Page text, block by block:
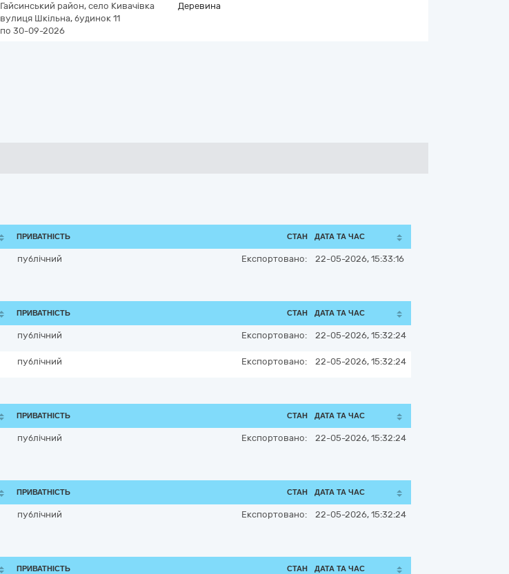
Гайсинський район, село Кивачівка
вулиця Шкільна, будинок 11
по 30-09-2026
Деревина
ПРИВАТНІСТЬ СТАН ДАТА ТА ЧАС
публічний Експортовано: 22-05-2026, 15:33:16
ПРИВАТНІСТЬ СТАН ДАТА ТА ЧАС
публічний Експортовано: 22-05-2026, 15:32:24
публічний Експортовано: 22-05-2026, 15:32:24
ПРИВАТНІСТЬ СТАН ДАТА ТА ЧАС
публічний Експортовано: 22-05-2026, 15:32:24
ПРИВАТНІСТЬ СТАН ДАТА ТА ЧАС
публічний Експортовано: 22-05-2026, 15:32:24
ПРИВАТНІСТЬ СТАН ДАТА ТА ЧАС